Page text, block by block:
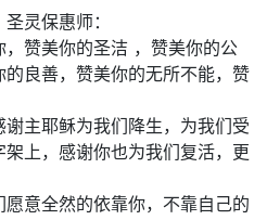
灵保惠师：
赞美你的圣洁 ，赞美你的公
良善，赞美你的无所不能，赞
主耶稣为我们降生，为我们受
上，感谢你也为我们复活，更
意全然的依靠你，不靠自己的